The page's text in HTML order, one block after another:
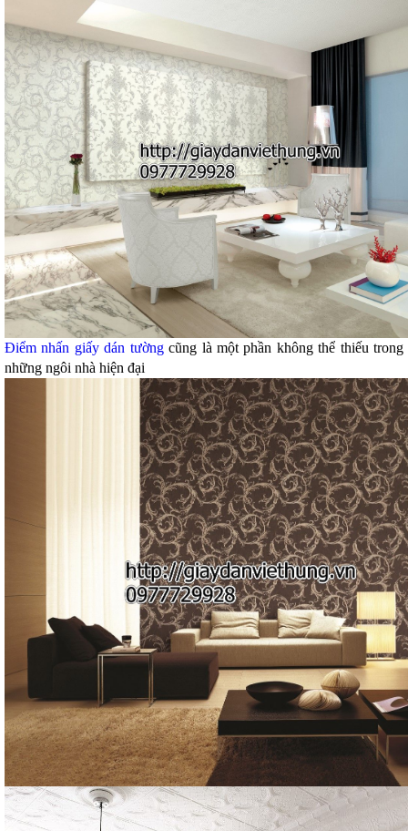
Điểm nhấn giấy dán tườngcũng là một phần không thể thiếu trong
những ngôi nhà hiện đại